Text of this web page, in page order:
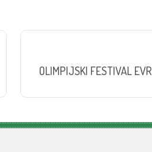
OLIMPIJSKI FESTIVAL